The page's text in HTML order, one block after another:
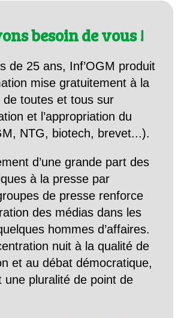
besoin de vous !
de 25 ans, Inf’OGM produit
mise gratuitement à la
de toutes et tous sur
et l’appropriation du
NTG, biotech, brevet...).
d’une grande part des
à la presse par
de presse renforce
des médias dans les
hommes d’affaires.
nuit à la qualité de
et au débat démocratique,
une pluralité de point de